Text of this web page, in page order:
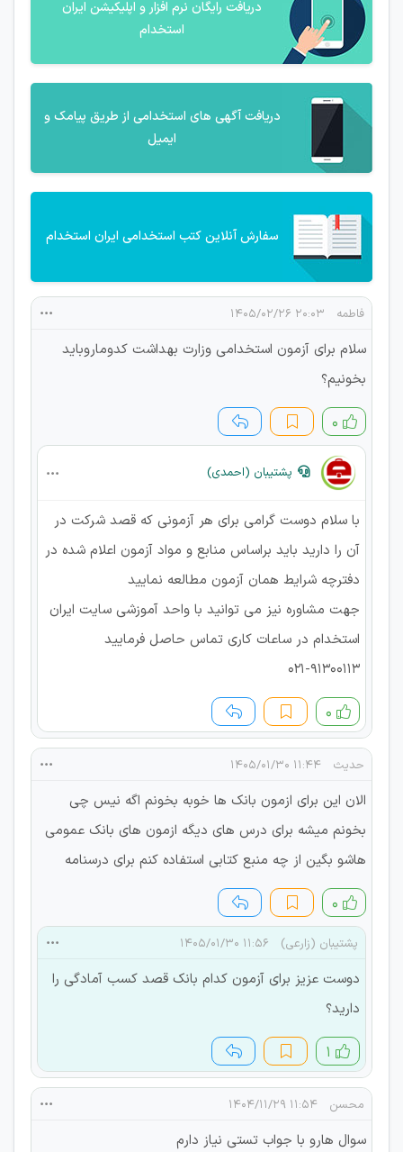
دریافت رایگان نرم افزار و اپلیکیشن ایران
استخدام
دریافت آگهی های استخدامی از طریق پیامک و
ایمیل
سفارش آنلاین کتب استخدامی ایران استخدام
فاطمه ۲۰:۰۳ ۱۴۰۵/۰۲/۲۶
سلام برای آزمون استخدامی وزارت بهداشت کدوماروباید
بخونیم؟
۰
پشتیبان (احمدی)
با سلام دوست گرامی برای هر آزمونی که قصد شرکت در
آن را دارید باید براساس منابع و مواد آزمون اعلام شده در
دفترچه شرایط همان آزمون مطالعه نمایید
جهت مشاوره نیز می توانید با واحد آموزشی سایت ایران
استخدام در ساعات کاری تماس حاصل فرمایید
021-91300113
۰
حدیث ۱۱:۴۴ ۱۴۰۵/۰۱/۳۰
الان این برای ازمون بانک ها خوبه بخونم اگه نیس چی
بخونم میشه برای درس های دیگه ازمون های بانک عمومی
هاشو بگین از چه منبع کتابی استفاده کنم برای درسنامه
۰
پشتیبان (زارعی) ۱۱:۵۶ ۱۴۰۵/۰۱/۳۰
دوست عزیز برای آزمون کدام بانک قصد کسب آمادگی را
دارید؟
۱
محسن ۱۱:۵۴ ۱۴۰۴/۱۱/۲۹
سوال هارو با جواب تستی نیاز دارم